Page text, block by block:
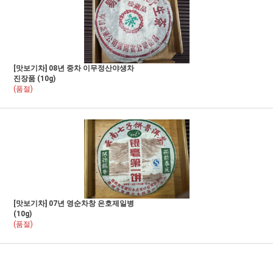
[맛보기차] 08년 중차 이무정산야생차
진장품 (10g)
(품절)
[맛보기차] 07년 영순차창 은호제일병
(10g)
(품절)